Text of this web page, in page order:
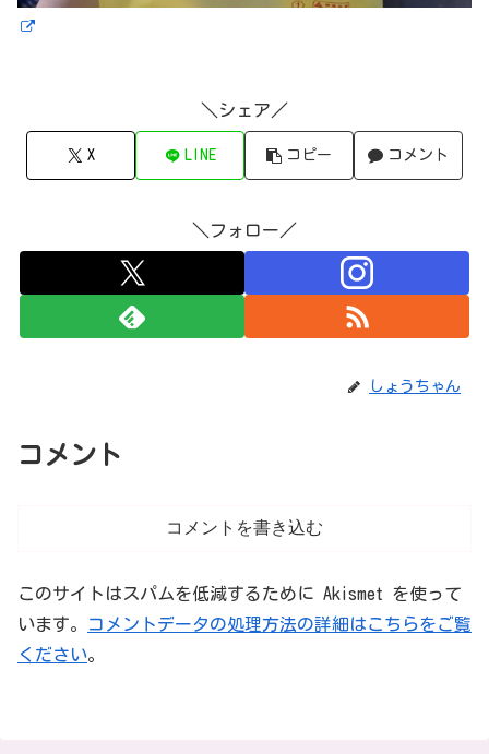
＼シェア／
X LINE コピー コメント
＼フォロー／
しょうちゃん
コメント
コメントを書き込む
このサイトはスパムを低減するために Akismet を使って
います。
コメントデータの処理方法の詳細はこちらをご覧
ください。